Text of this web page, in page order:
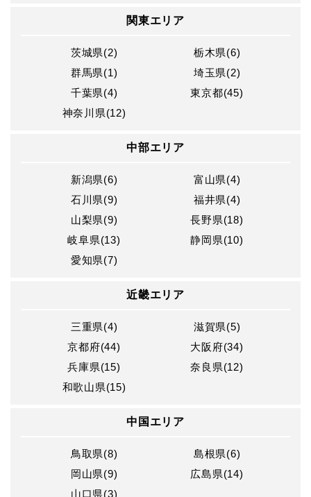
関東エリア
茨城県(2)
栃木県(6)
群馬県(1)
埼玉県(2)
千葉県(4)
東京都(45)
神奈川県(12)
中部エリア
新潟県(6)
富山県(4)
石川県(9)
福井県(4)
山梨県(9)
長野県(18)
岐阜県(13)
静岡県(10)
愛知県(7)
近畿エリア
三重県(4)
滋賀県(5)
京都府(44)
大阪府(34)
兵庫県(15)
奈良県(12)
和歌山県(15)
中国エリア
鳥取県(8)
島根県(6)
岡山県(9)
広島県(14)
山口県(3)